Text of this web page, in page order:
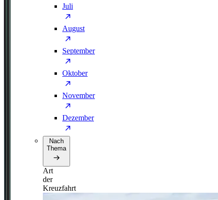
Juli
August
September
Oktober
November
Dezember
Nach
Thema
Art
der
Kreuzfahrt